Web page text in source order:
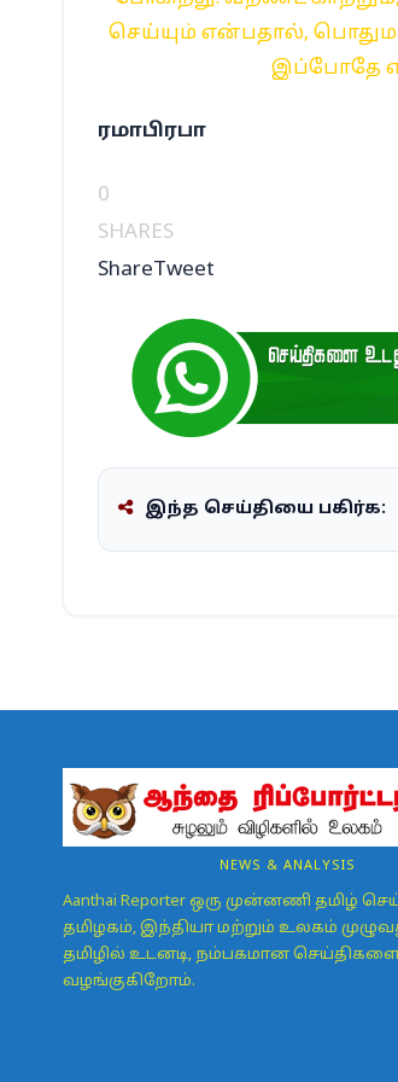
செய்யும் என்பதால்,
இப்போதே
ரமாபிரபா
0
SHARES
ShareTweet
இந்த செய்தியை பகிர்க:
NEWS & ANALYSIS
Aanthai Reporter ஒரு முன்னணி தமிழ்
தமிழகம், இந்தியா மற்றும் உலகம்
தமிழில் உடனடி, நம்பகமான
வழங்குகிறோம்.